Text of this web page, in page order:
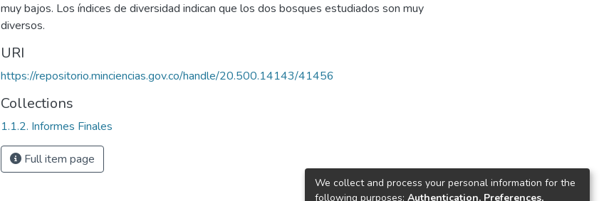
muy bajos. Los índices de diversidad indican que los dos bosques estudiados son muy
diversos.
URI
https://repositorio.minciencias.gov.co/handle/20.500.14143/41456
Collections
1.1.2. Informes Finales
Full item page
We collect and process your personal information for the
following purposes: Authentication, Preferences,